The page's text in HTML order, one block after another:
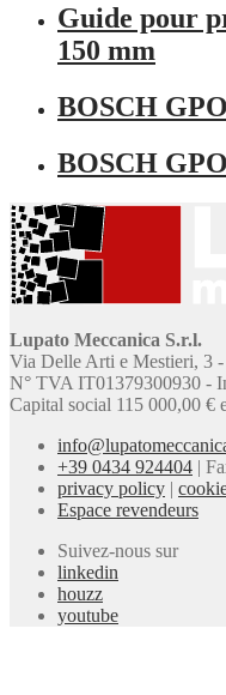
Guide pour
150 mm
BOSCH
BOSCH
Lupato Meccanica S.r.l.
Via Delle Arti e Mestieri, 3
N° TVA IT01379300930 -
Capital social 115 000,00 €
+39 0434 924404 |
privacy policy |
Espace revendeurs
Suivez-nous sur
linkedin
houzz
youtube